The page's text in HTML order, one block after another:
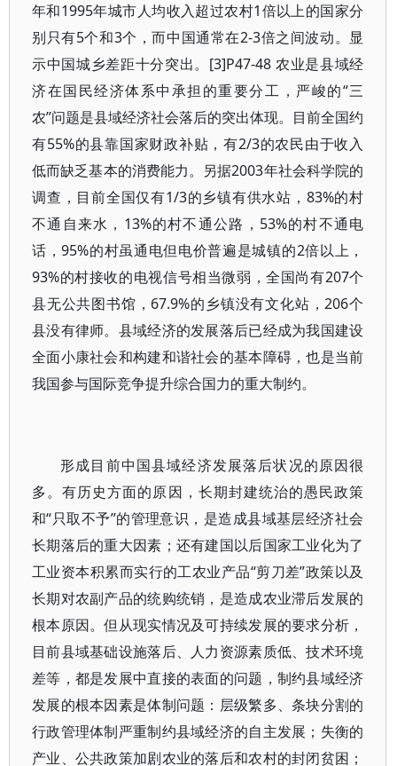
年和1995年城市人均收入超过农村1倍以上的国家分
别只有5个和3个，而中国通常在2-3倍之间波动。显
示中国城乡差距十分突出。[3]P47-48 农业是县域经
济在国民经济体系中承担的重要分工，严峻的“三
农”问题是县域经济社会落后的突出体现。目前全国约
有55%的县靠国家财政补贴，有2/3的农民由于收入
低而缺乏基本的消费能力。另据2003年社会科学院的
调查，目前全国仅有1/3的乡镇有供水站，83%的村
不通自来水，13%的村不通公路，53%的村不通电
话，95%的村虽通电但电价普遍是城镇的2倍以上，
93%的村接收的电视信号相当微弱，全国尚有207个
县无公共图书馆，67.9%的乡镇没有文化站，206个
县没有律师。县域经济的发展落后已经成为我国建设
全面小康社会和构建和谐社会的基本障碍，也是当前
我国参与国际竞争提升综合国力的重大制约。
形成目前中国县域经济发展落后状况的原因很
多。有历史方面的原因，长期封建统治的愚民政策
和“只取不予”的管理意识，是造成县域基层经济社会
长期落后的重大因素；还有建国以后国家工业化为了
工业资本积累而实行的工农业产品“剪刀差”政策以及
长期对农副产品的统购统销，是造成农业滞后发展的
根本原因。但从现实情况及可持续发展的要求分析，
目前县域基础设施落后、人力资源素质低、技术环境
差等，都是发展中直接的表面的问题，制约县域经济
发展的根本因素是体制问题：层级繁多、条块分割的
行政管理体制严重制约县域经济的自主发展；失衡的
产业、公共政策加剧农业的落后和农村的封闭贫困；